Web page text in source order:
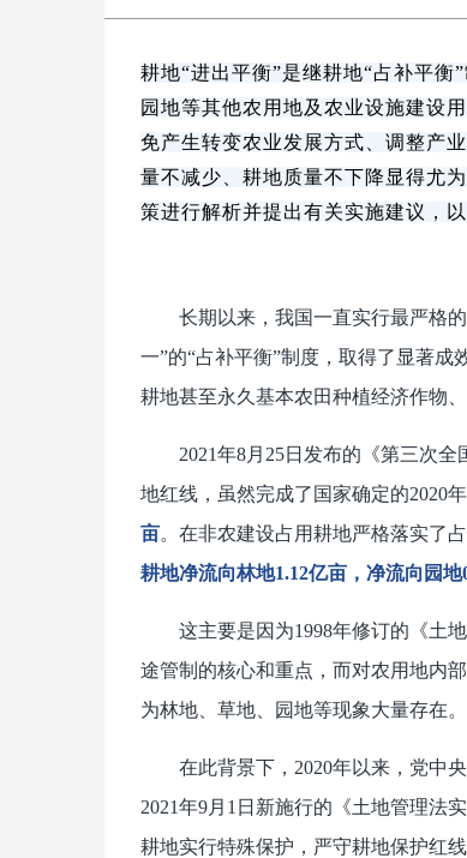
耕地“进出平衡”是继耕地“占补平衡
园地等其他农用地及农业设施建设
免产生转变农业发展方式、调整产
量不减少、耕地质量不下降显得尤
策进行解析并提出有关实施建议，以
长期以来，我国一直实行最严格
一”的“占补平衡”制度，取得了显著
耕地甚至永久基本农田种植经济作物
2021年8月25日发布的《第三次
地红线，虽然完成了国家确定的2020
亩。在非农建设占用耕地严格落实了
耕地净流向林地1.12亿亩，净流向园地
这主要是因为1998年修订的《土
途管制的核心和重点，而对农用地内
为林地、草地、园地等现象大量存在。
在此背景下，2020年以来，党中
2021年9月1日新施行的《土地管理法
耕地实行特殊保护，严守耕地保护红